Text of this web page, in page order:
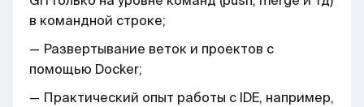
в командной строке;
— Развертывание веток и проектов с
помощью Docker;
— Практический опыт работы с IDE, например,